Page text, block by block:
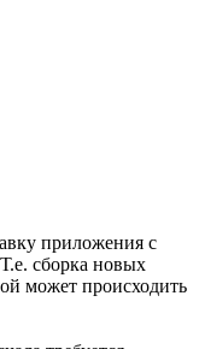
приложения с
сборка новых
может происходить